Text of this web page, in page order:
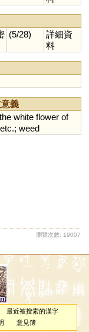
(5/28)
詳細資
料
義
the white flower of
etc.; weed
瀏覽次數: 19007
最近被搜索的漢字
意見簿